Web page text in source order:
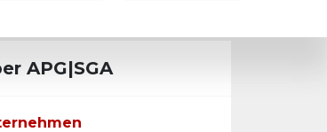
APG|SGA